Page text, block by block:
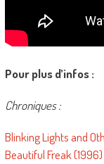
Pour plus d’infos :
Chroniques :
Blinking Lights and
Beautiful Freak (1996)